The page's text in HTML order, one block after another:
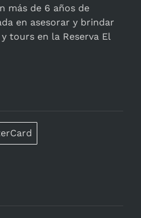
más de 6 años de
en asesorar y brindar
tours en la Reserva El